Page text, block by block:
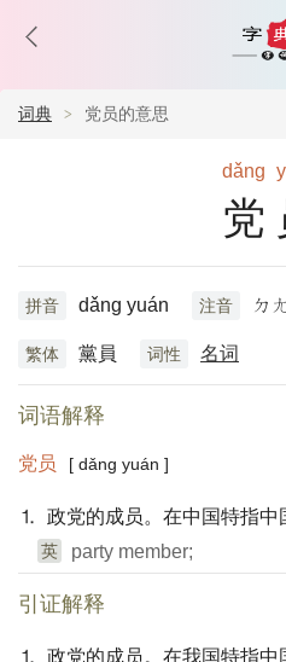
词典 党员的意思
dǎng
党
拼音 dǎng yuán 注音 ㄉ
繁体 黨員 词性 名词
词语解释
党员 [ dǎng yuán ]
⒈ 政党的成员。在中国特指中
英 party member;
引证解释
⒈ 政党的成员。在我国特指中